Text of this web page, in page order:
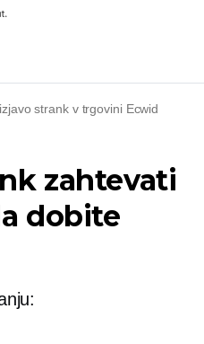
strank v trgovini Ecwid
zahtevati
dobite